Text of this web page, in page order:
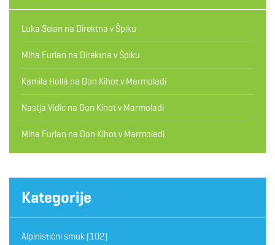
Luka Selan na Direktna v Špiku
Miha Furlan na Direktna v Špiku
Kamila Hollá na Don Kihot v Marmoladi
Nastja Vidic na Don Kihot v Marmoladi
Miha Furlan na Don Kihot v Marmoladi
Kategorije
Alpinistični smuk (102)